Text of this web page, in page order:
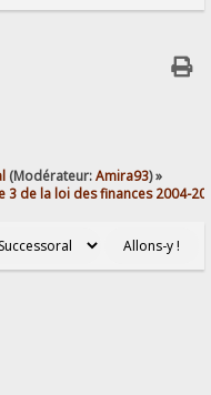
(Modérateur:Amira93) »
de la loi des finances 2004-